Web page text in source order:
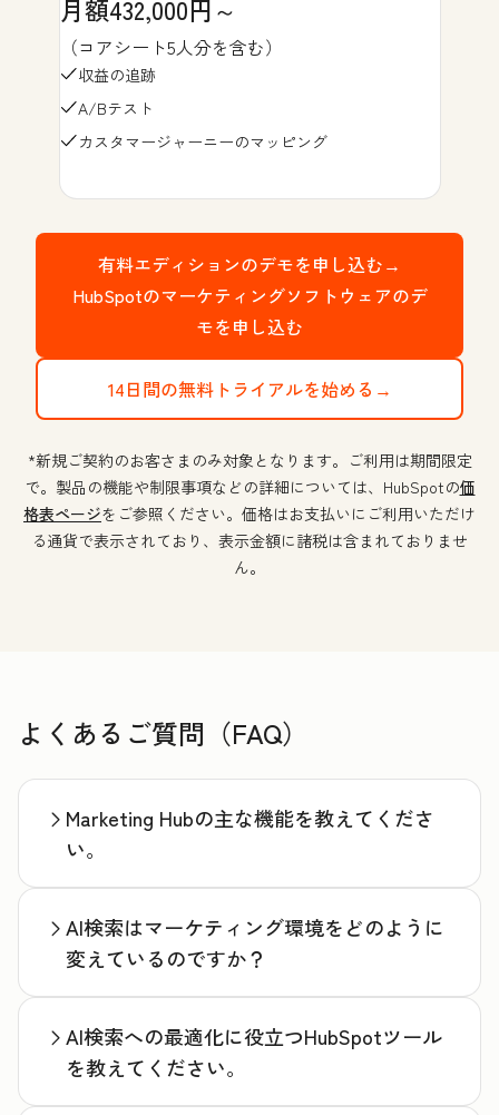
月額432,000円～
（コアシート5人分を含む）
収益の追跡
A/Bテスト
カスタマージャーニーのマッピング
有料エディションのデモを申し込む→
HubSpotのマーケティングソフトウェアのデ
モを申し込む
14日間の無料トライアルを始める→
*新規ご契約のお客さまのみ対象となります。ご利用は期間限定
で。製品の機能や制限事項などの詳細については、HubSpotの価
格表ページをご参照ください。価格はお支払いにご利用いただけ
る通貨で表示されており、表示金額に諸税は含まれておりませ
ん。
よくあるご質問（FAQ）
Marketing Hubの主な機能を教えてくださ
い。
AI検索はマーケティング環境をどのように
変えているのですか？
AI検索への最適化に役立つHubSpotツール
を教えてください。